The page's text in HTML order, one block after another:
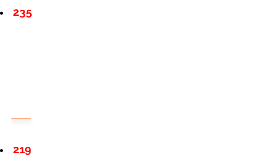
235
219